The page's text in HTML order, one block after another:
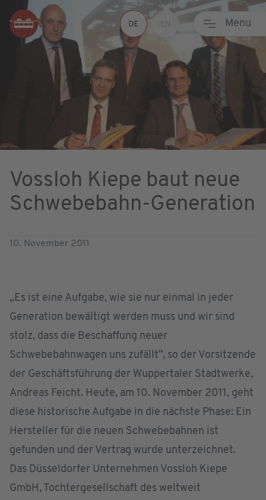
Menu
Vossloh Kiepe baut neue
Schwebebahn-Generation
10. November 2011
„Es ist eine Aufgabe, wie sie nur einmal in jeder
Generation bewältigt werden muss und wir sind
stolz, dass die Beschaffung neuer
Schwebebahnwagen uns zufällt“, so der Vorsitzende
der Geschäftsführung der Wuppertaler Stadtwerke,
Andreas Feicht. Heute, am 10. November 2011, geht
diese historische Aufgabe in die nächste Phase: Ein
Hersteller für die neuen Schwebebahnen ist
gefunden und der Vertrag wurde unterzeichnet.
Das Düsseldorfer Unternehmen Vossloh Kiepe
GmbH, Tochtergesellschaft des weltweit